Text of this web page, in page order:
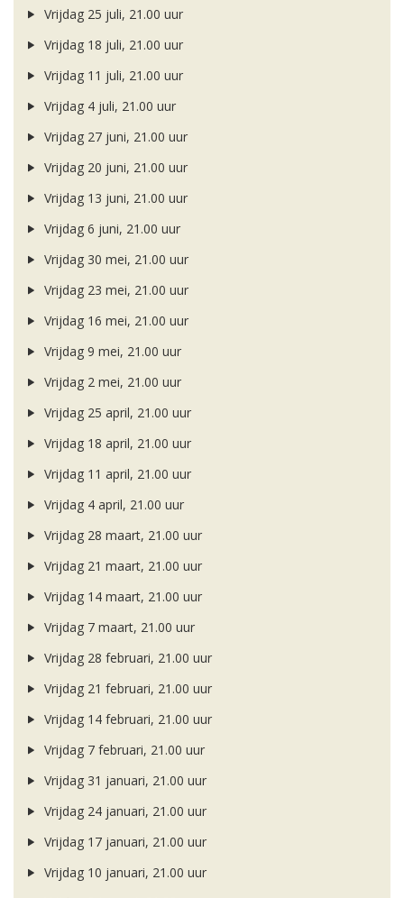
Vrijdag 25 juli, 21.00 uur
Vrijdag 18 juli, 21.00 uur
Vrijdag 11 juli, 21.00 uur
Vrijdag 4 juli, 21.00 uur
Vrijdag 27 juni, 21.00 uur
Vrijdag 20 juni, 21.00 uur
Vrijdag 13 juni, 21.00 uur
Vrijdag 6 juni, 21.00 uur
Vrijdag 30 mei, 21.00 uur
Vrijdag 23 mei, 21.00 uur
Vrijdag 16 mei, 21.00 uur
Vrijdag 9 mei, 21.00 uur
Vrijdag 2 mei, 21.00 uur
Vrijdag 25 april, 21.00 uur
Vrijdag 18 april, 21.00 uur
Vrijdag 11 april, 21.00 uur
Vrijdag 4 april, 21.00 uur
Vrijdag 28 maart, 21.00 uur
Vrijdag 21 maart, 21.00 uur
Vrijdag 14 maart, 21.00 uur
Vrijdag 7 maart, 21.00 uur
Vrijdag 28 februari, 21.00 uur
Vrijdag 21 februari, 21.00 uur
Vrijdag 14 februari, 21.00 uur
Vrijdag 7 februari, 21.00 uur
Vrijdag 31 januari, 21.00 uur
Vrijdag 24 januari, 21.00 uur
Vrijdag 17 januari, 21.00 uur
Vrijdag 10 januari, 21.00 uur